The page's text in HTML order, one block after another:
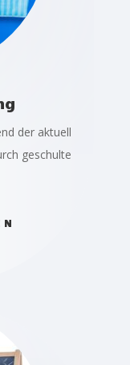
der aktuell
geschulte